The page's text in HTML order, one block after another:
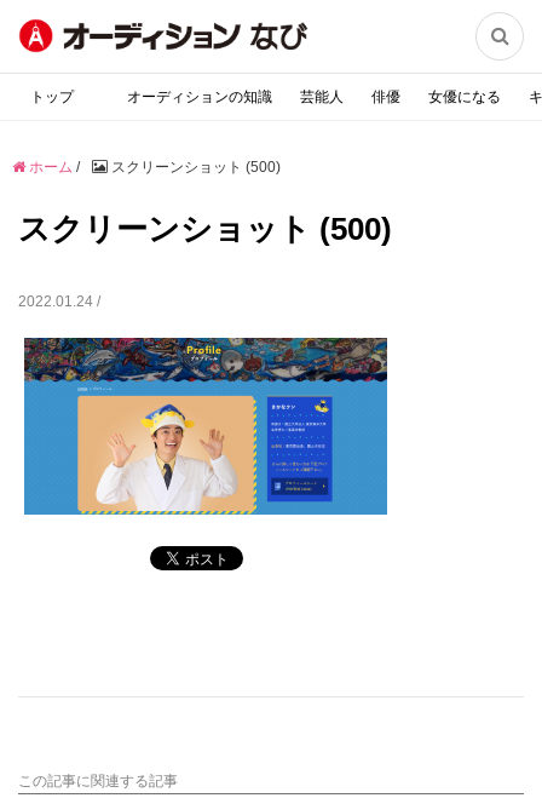

トップ オーディションの知識 芸能人 俳優 女優になる
ホーム / スクリーンショット (500)
スクリーンショット (500)
2022.01.24 /
この記事に関連する記事